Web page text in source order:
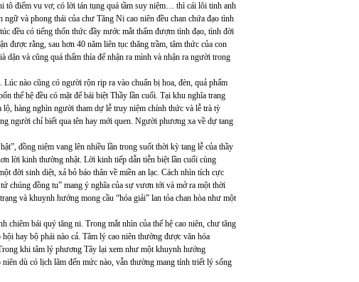
tô điểm vu vơ; có lời tán tụng quá tầm suy niệm… thì cái lõi tinh anh
và phong thái của chư Tăng Ni cao niên đều chan chứa đạo tình
đều có tiếng thổn thức đầy nước mắt thấm đượm tình đạo, tình đời
được rằng, sau hơn 40 năm liên tục thăng trầm, tâm thức của con
và cũng quá thấm thía để nhận ra mình và nhận ra người trong
nào cũng có người rộn rịp ra vào chuẩn bị hoa, đèn, quả phẩm
thế hệ đều có mặt để bái biệt Thầy lần cuối. Tại khu nghĩa trang
hàng nghìn người tham dự lễ truy niệm chính thức và lễ trà tỳ
người chỉ biết qua tên hay mới quen. Người phương xa về dự tang
đồng niệm vang lên nhiều lần trong suốt thời kỳ tang lễ của thầy
lời kinh thường nhật. Lời kinh tiếp dẫn tiễn biệt lần cuối cùng
đời sinh diệt, xả bỏ báo thân về miền an lạc. Cách nhìn tích cực
chúng đồng tu” mang ý nghĩa của sự vươn tới và mở ra một thời
và khuynh hướng mong cầu “hóa giải” lan tỏa chan hòa như một
chiêm bái quý tăng ni. Trong mắt nhìn của thế hệ cao niên, chư tăng
hay bộ phái nào cả. Tâm lý cao niên thường được văn hóa
khi tâm lý phương Tây lại xem như một khuynh hướng
dù có lịch lãm đến mức nào, vẫn thường mang tính triết lý sống